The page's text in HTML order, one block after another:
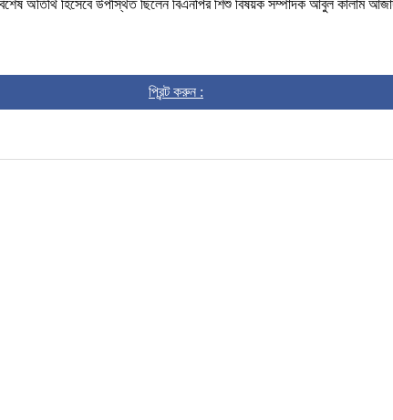
অতিথি হিসেবে উপস্থিত ছিলেন বিএনপির শিশু বিষয়ক সম্পাদক আবুল কালাম আজাদ
প্রিন্ট করুন :